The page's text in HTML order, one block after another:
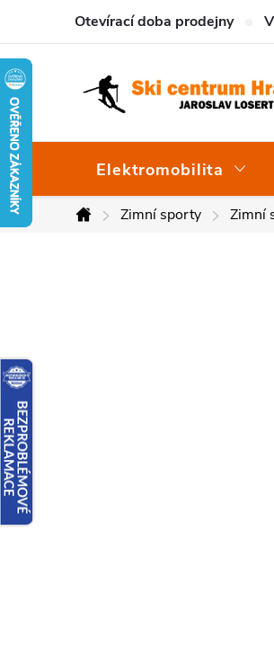
obsah
Otevírací doba prodejny
Elektromobilita
DomůZimní sporty Zimní